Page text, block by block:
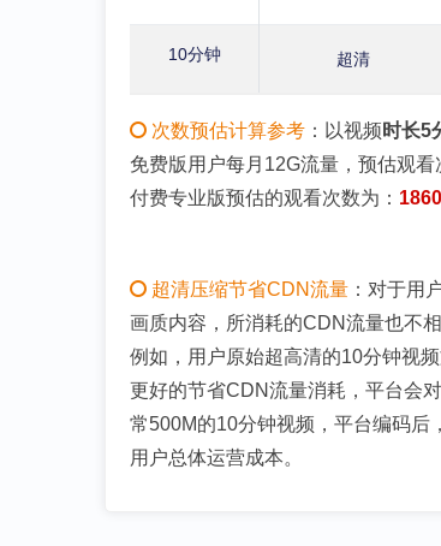
10分钟 超清
次数预估计算参考 ：以视频 时长5
免费版用户每月12G流量，预估观看
付费专业版预估的观看次数为：
超清压缩节省CDN流量 ：对于用
画质内容，所消耗的CDN流量也不
例如，用户原始超高清的10分钟视
更好的节省CDN流量消耗，平台会
常500M的10分钟视频，平台编码后
用户总体运营成本。